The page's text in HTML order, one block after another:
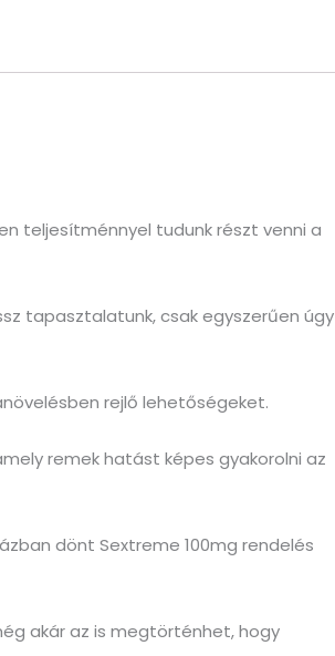
teljesítménnyel tudunk részt venni a
tapasztalatunk, csak egyszerűen úgy
rejlő lehetőségeket.
remek hatást képes gyakorolni az
dönt Sextreme 100mg rendelés
akár az is megtörténhet, hogy